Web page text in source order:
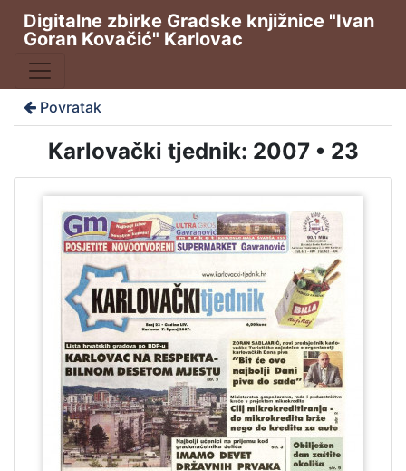
Digitalne zbirke Gradske knjižnice "Ivan
Goran Kovačić" Karlovac
Povratak
Karlovački tjednik: 2007 • 23